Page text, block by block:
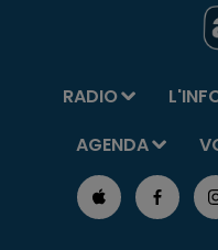
RADIO
AGENDA